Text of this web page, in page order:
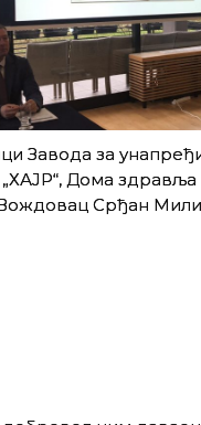
Завода за
Дома
Срђан